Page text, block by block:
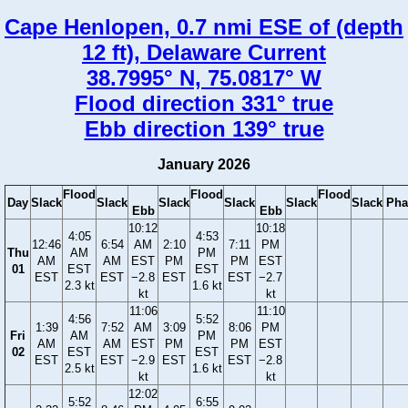
Cape Henlopen, 0.7 nmi ESE of (depth
12 ft), Delaware Current
38.7995° N, 75.0817° W
Flood direction 331° true
Ebb direction 139° true
January 2026
Day Slack
Flood
Slack
Ebb
Slack
Flood
Slack
Ebb
Slack
Flood
Slack
Thu
01
12:46
AM
EST
4:05
AM
EST
2.3 kt
6:54
AM
EST
10:12
AM
EST
−2.8
kt
2:10
PM
EST
4:53
PM
EST
1.6 kt
7:11
PM
EST
10:18
PM
EST
−2.7
kt
Fri
02
1:39
AM
EST
4:56
AM
EST
2.5 kt
7:52
AM
EST
11:06
AM
EST
−2.9
kt
3:09
PM
EST
5:52
PM
EST
1.6 kt
8:06
PM
EST
11:10
PM
EST
−2.8
kt
5:52
12:02
6:55